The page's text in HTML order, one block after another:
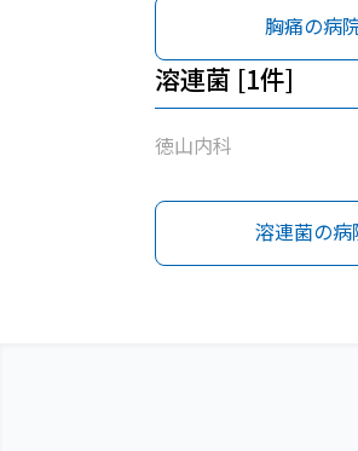
胸痛の病
溶連菌 [1件]
徳山内科
溶連菌の病